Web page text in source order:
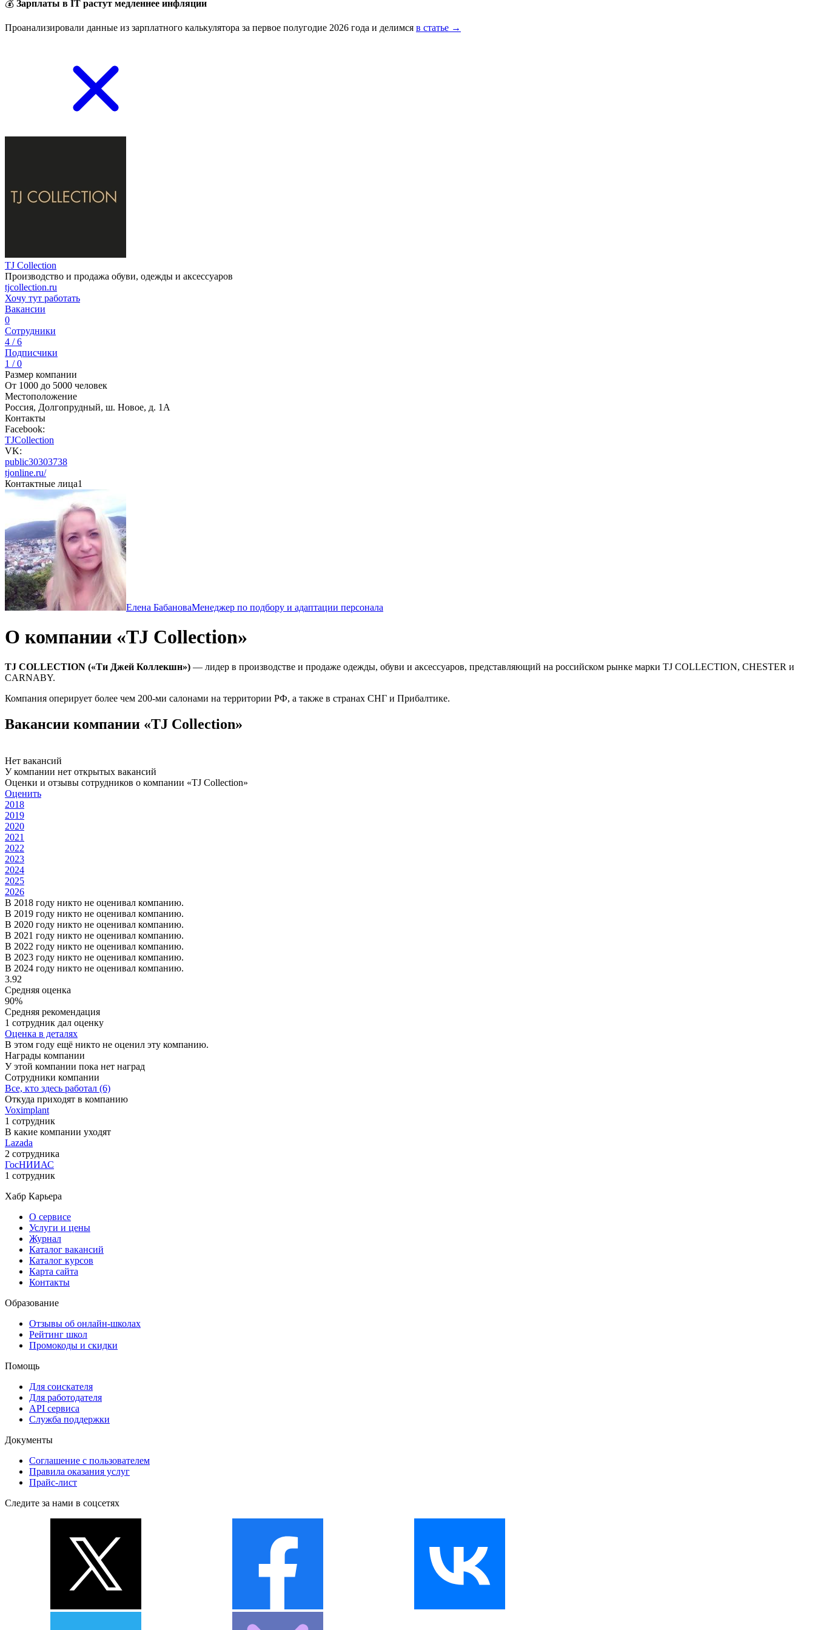
💰 Зарплаты в IT растут медленнее инфляции
Проанализировали данные из зарплатного калькулятора за первое полугодие 2026 года и делимся в статье →
TJ Collection
Производство и продажа обуви, одежды и аксессуаров
tjcollection.ru
Хочу тут работать
Вакансии
0
Сотрудники
4 / 6
Подписчики
1 / 0
Размер компании
От 1000 до 5000 человек
Местоположение
Россия, Долгопрудный, ш. Новое, д. 1А
Контакты
Facebook:
TJCollection
VK:
public30303738
tjonline.ru/
Контактные лица1
Елена БабановаМенеджер по подбору и адаптации персонала
О компании «TJ Collection»
TJ COLLECTION («Ти Джей Коллекшн») — лидер в производстве и продаже одежды, обуви и аксессуаров, представляющий на российском рынке марки TJ COLLECTION, CHESTER и
CARNABY.
Компания оперирует более чем 200-ми салонами на территории РФ, а также в странах СНГ и Прибалтике.
Вакансии компании «TJ Collection»
Нет вакансий
У компании нет открытых вакансий
Оценки и отзывы сотрудников о компании «TJ Collection»
Оценить
2018
2019
2020
2021
2022
2023
2024
2025
2026
В 2018 году никто не оценивал компанию.
В 2019 году никто не оценивал компанию.
В 2020 году никто не оценивал компанию.
В 2021 году никто не оценивал компанию.
В 2022 году никто не оценивал компанию.
В 2023 году никто не оценивал компанию.
В 2024 году никто не оценивал компанию.
3.92
Средняя оценка
90%
Средняя рекомендация
1 сотрудник дал оценку
Оценка в деталях
В этом году ещё никто не оценил эту компанию.
Награды компании
У этой компании пока нет наград
Сотрудники компании
Все, кто здесь работал (6)
Откуда приходят в компанию
Voximplant
1 сотрудник
В какие компании уходят
Lazada
2 сотрудника
ГосНИИАС
1 сотрудник
Хабр Карьера
О сервисе
Услуги и цены
Журнал
Каталог вакансий
Каталог курсов
Карта сайта
Контакты
Образование
Отзывы об онлайн-школах
Рейтинг школ
Промокоды и скидки
Помощь
Для соискателя
Для работодателя
API сервиса
Служба поддержки
Документы
Соглашение с пользователем
Правила оказания услуг
Прайс-лист
Следите за нами в соцсетях